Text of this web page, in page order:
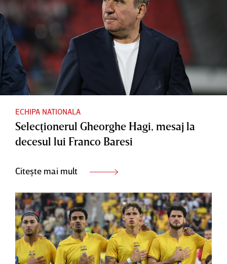
ECHIPA NATIONALA
Selecţionerul Gheorghe Hagi, mesaj la
decesul lui Franco Baresi
Citește mai mult